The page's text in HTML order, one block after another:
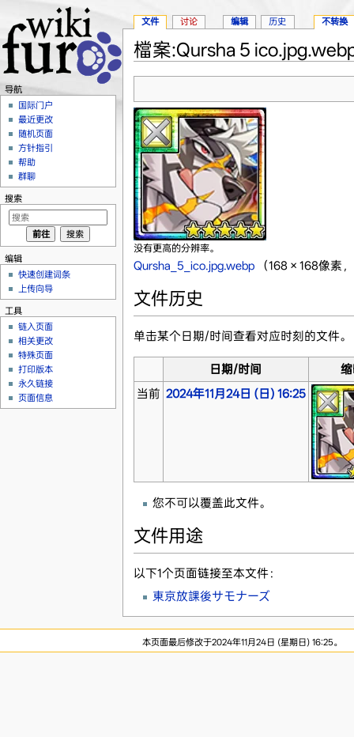
檔案:Qursha 5
没有更高的分辨率。
Qursha_5_ico.jpg.webp‎ （168 × 168像素
文件历史
单击某个日期/时间查看对应时刻的文件。
日期/时间
当前 2024年11月24日 (日) 16:25
您不可以覆盖此文件。
文件用途
以下1个页面链接至本文件：
東京放課後サモナーズ
文件 讨论 编辑 历史 不转换
导航
国际门户
最近更改
随机页面
方针指引
帮助
群聊
搜索
编辑
快速创建词条
上传向导
工具
链入页面
相关更改
特殊页面
打印版本
永久链接
页面信息
本页面最后修改于2024年11月24日 (星期日) 16:25。